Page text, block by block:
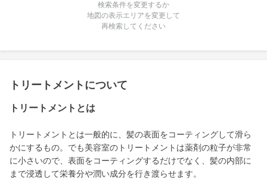
検索条件を変更するか
地図の表示エリアを変更して
再検索してください
トリートメントについて
トリートメントとは
トリートメントとは一般的に、髪の表面をコーティングして滑ら
かにするもの。でも美容室のトリートメントは薬剤の粒子が非常
に小さいので、表面をコーティングするだけでなく、髪の内部に
まで浸透して栄養分や潤い成分を行き渡らせます。